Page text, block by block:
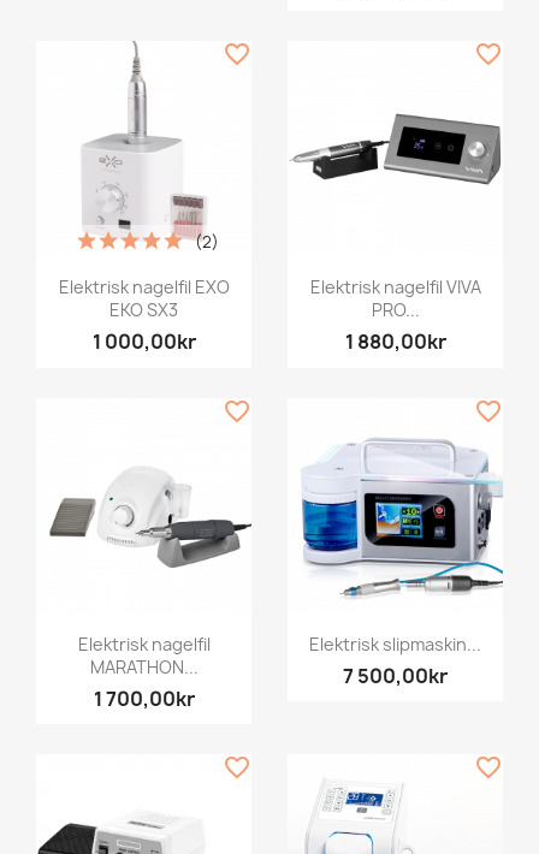
Elektrisk nagelfil EXO
EKO SX3
1 000,00kr
(2)
favorite_border
Elektrisk nagelfil VIVA
PRO...
1 880,00kr
favorite_border
Elektrisk nagelfil
MARATHON...
1 700,00kr
favorite_border
Elektrisk slipmaskin...
7 500,00kr
favorite_border
favorite_border favorite_border